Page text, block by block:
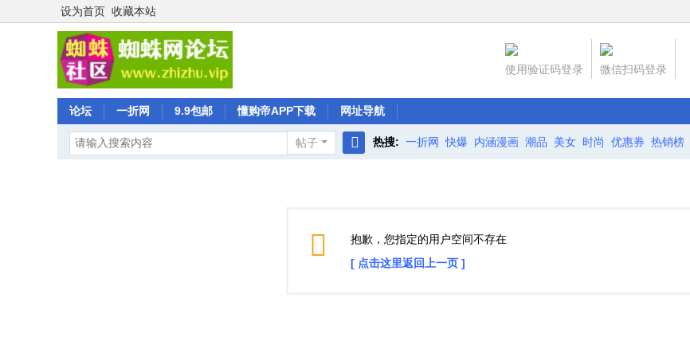
设为首页 收藏本站
微信扫码登录
使用验证码登录
论坛 一折网 9.9包邮 懂购帝APP下载 网址导航
帖子 热搜: 一折网 快爆 内涵漫画 潮品 美女 时尚 优惠券 热销榜
抱歉，您指定的用户空间不存在
[ 点击这里返回上一页 ]